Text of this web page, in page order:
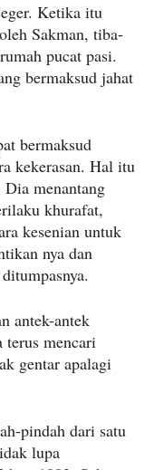
Ketika itu
Sakman, tiba-
pucat pasi.
bermaksud jahat
bermaksud
kekerasan. Hal itu
Dia menantang
khurafat,
kesenian untuk
nya dan
antek-antek
terus mencari
gentar apalagi
pindah dari satu
lupa